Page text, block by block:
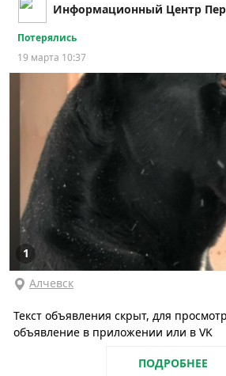
Потерялись
19 марта 10:37
1
Алчевск
Текст объявления скрыт, для
объявление в приложении или в VK
ПОДРОБНЕЕ